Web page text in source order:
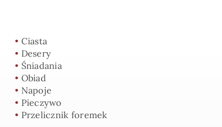
• Ciasta
• Desery
• Śniadania
• Obiad
• Napoje
• Pieczywo
• Przelicznik foremek